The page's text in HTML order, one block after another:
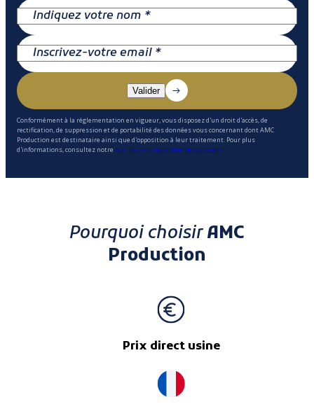
Conformément à la réglementation en vigueur, vous disposez d'un droit d'accès, de
rectification, de suppression et de portabilité des données vous concernant dont AMC
Production est destinataire ainsi que d'opposition à leur traitement. Pour plus
d'informations, consultez notre politique de protection des données.
Pourquoi choisirAMC
Production
Prix direct usine